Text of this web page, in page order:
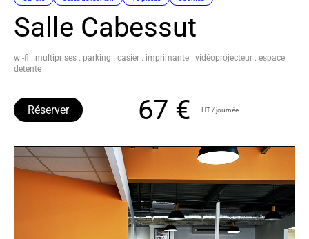
Salle Cabessut
wi-fi . multiprises . parking . casier . imprimante . vidéoprojecteur . espace
détente
67 € HT / journée
Réserver